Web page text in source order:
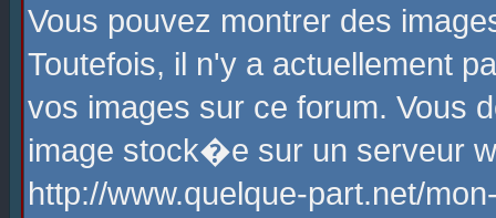
Vous pouvez montrer des
Toutefois, il n'y a actuellement
vos images sur ce forum. Vous
image stock�e sur un serveur
http://www.quelque-part.net/